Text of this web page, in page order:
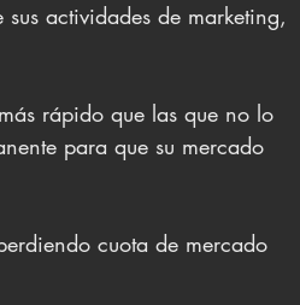
actividades de marketing,
rápido que las que no lo
para que su mercado
cuota de mercado